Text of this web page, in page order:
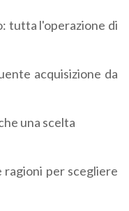
tutta l'operazione di
acquisizione da
una scelta
ragioni per scegliere